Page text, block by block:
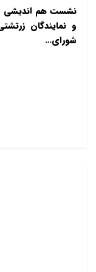
نشست هم اندیشی
و نمایندگان
شورای…